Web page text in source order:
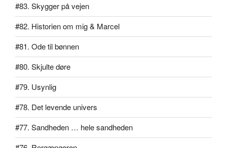
#83. Skygger på vejen
#82. Historien om mig & Marcel
#81. Ode til bønnen
#80. Skjulte døre
#79. Usynlig
#78. Det levende univers
#77. Sandheden … hele sandheden